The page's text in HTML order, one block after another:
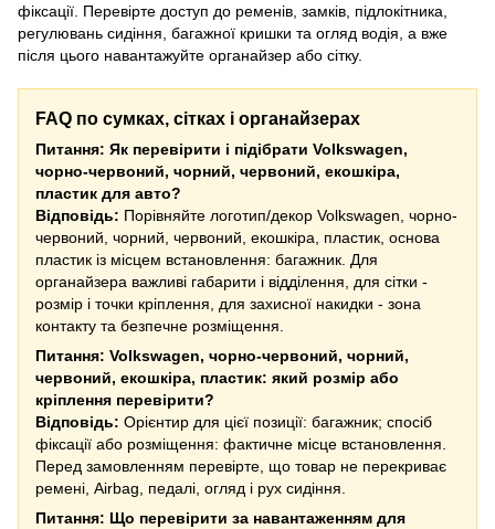
фіксації. Перевірте доступ до ременів, замків, підлокітника,
регулювань сидіння, багажної кришки та огляд водія, а вже
після цього навантажуйте органайзер або сітку.
FAQ по сумках, сітках і органайзерах
Питання: Як перевірити і підібрати Volkswagen,
чорно-червоний, чорний, червоний, екошкіра,
пластик для авто?
Відповідь: Порівняйте логотип/декор Volkswagen, чорно-
червоний, чорний, червоний, екошкіра, пластик, основа
пластик із місцем встановлення: багажник. Для
органайзера важливі габарити і відділення, для сітки -
розмір і точки кріплення, для захисної накидки - зона
контакту та безпечне розміщення.
Питання: Volkswagen, чорно-червоний, чорний,
червоний, екошкіра, пластик: який розмір або
кріплення перевірити?
Відповідь: Орієнтир для цієї позиції: багажник; спосіб
фіксації або розміщення: фактичне місце встановлення.
Перед замовленням перевірте, що товар не перекриває
ремені, Airbag, педалі, огляд і рух сидіння.
Питання: Що перевірити за навантаженням для